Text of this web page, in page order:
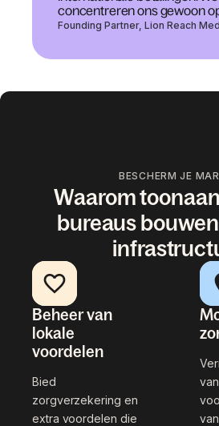
concentreren ons gewoon
Founding Partner, Lion Reach
BESCHERM JE
Waarom
bureaus
Beheer van
lokale
voordelen
Bied
zorgverzekering en
extra voordelen die